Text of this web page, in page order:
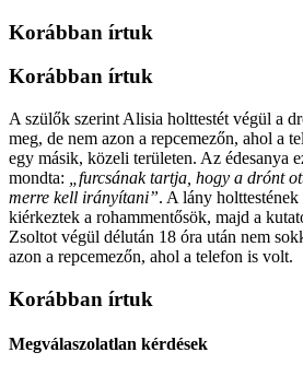
Korábban írtuk
Korábban írtuk
A szülők szerint Alisia holttestét végül a
meg, de nem azon a repcemezőn, ahol a
egy másik, közeli területen. Az édesanya
mondta: „furcsának tartja, hogy a drónt
merre kell irányítani”. A lány holttestének
kiérkeztek a rohammentősök, majd a
Zsoltot végül délután 18 óra után nem
azon a repcemezőn, ahol a telefon is volt.
Korábban írtuk
Megválaszolatlan kérdések